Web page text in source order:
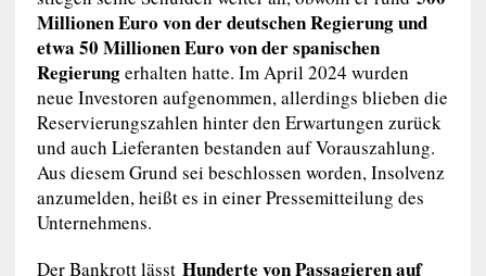
Millionen Euro von der deutschen Regierung und
etwa 50 Millionen Euro von der spanischen
Regierungerhalten hatte. Im April 2024 wurden
neue Investoren aufgenommen, allerdings blieben die
Reservierungszahlen hinter den Erwartungen zurück
und auch Lieferanten bestanden auf Vorauszahlung.
Aus diesem Grund sei beschlossen worden, Insolvenz
anzumelden, heißt es in einer Pressemitteilung des
Unternehmens.
Der Bankrott lässt Hunderte von Passagieren auf